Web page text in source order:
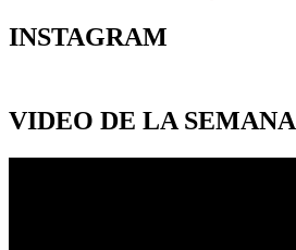
INSTAGRAM
VIDEO DE LA SEMANA